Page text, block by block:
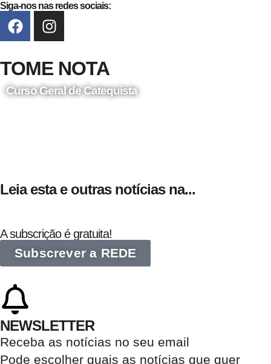
Siga-nos nas redes sociais:
TOME NOTA
Curso Geral de Catequista
Leia esta e outras notícias na...
A subscrição é gratuita!
Subscrever a REDE
NEWSLETTER
Receba as notícias no seu email​
Pode escolher quais as notícias que quer